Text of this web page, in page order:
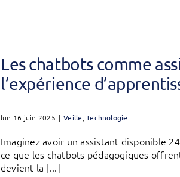
Les chatbots comme
l’expérience
lun 16 juin 2025 | Veille ,Technologie
Imaginez avoir un assistant disponible
ce que les chatbots pédagogiques
devient la [...]